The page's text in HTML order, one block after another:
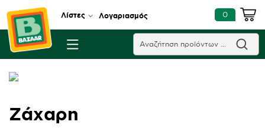
Λίστες Λογαριασμός 0
Ζάχαρη